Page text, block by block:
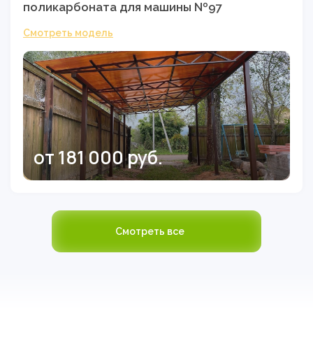
поликарбоната для машины №97
Смотреть модель
от 181 000 руб.
Смотреть все